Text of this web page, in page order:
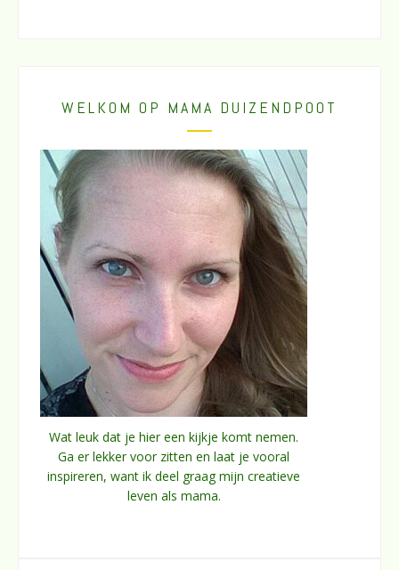
WELKOM OP MAMA DUIZENDPOOT
Wat leuk dat je hier een kijkje komt nemen.
Ga er lekker voor zitten en laat je vooral
inspireren, want ik deel graag mijn creatieve
leven als mama.